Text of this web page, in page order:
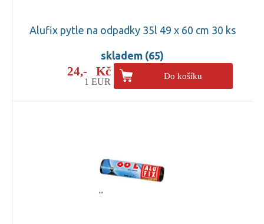
Alufix pytle na odpadky 35l 49 x 60 cm 30 ks
skladem (65)
24,- Kč
1 EUR
Do košíku